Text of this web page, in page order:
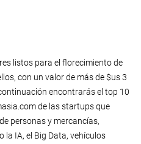
listos para el florecimiento de
con un valor de más de $us 3
encontrarás el top 10
de las startups que
personas y mercancías,
la IA, el Big Data, vehículos